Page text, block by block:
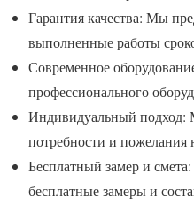
Гарантия качества: Мы
выполненные работы
Современное
профессионального
Индивидуальный подход:
потребности и пожелания
Бесплатный замер и
бесплатные замеры и